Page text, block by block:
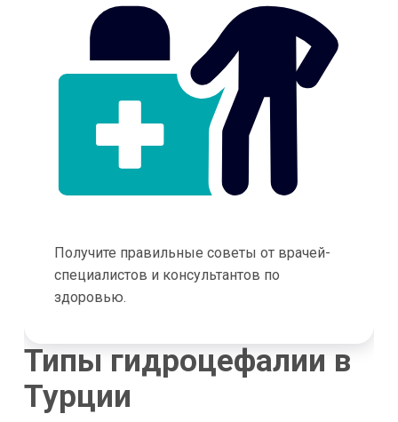
Получите правильные советы от врачей-
специалистов и консультантов по
здоровью.
Типы гидроцефалии в
Турции